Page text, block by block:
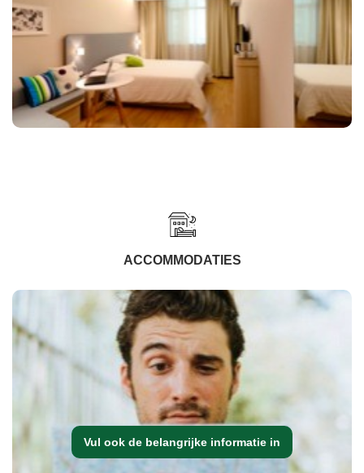
ACCOMMODATIES
Vul ook de belangrijke informatie in